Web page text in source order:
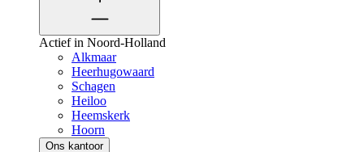
Actief in Noord-Holland
Alkmaar
Heerhugowaard
Schagen
Heiloo
Heemskerk
Hoorn
Ons kantoor